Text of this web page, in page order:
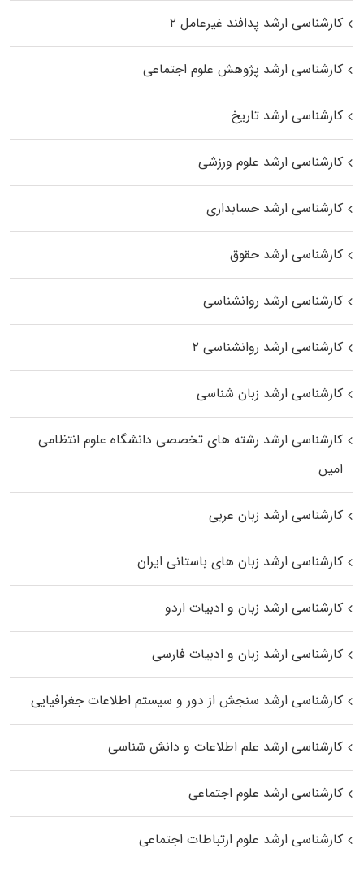
کارشناسی ارشد پدافند غیرعامل ۲
کارشناسی ارشد پژوهش علوم اجتماعی
کارشناسی ارشد تاریخ
کارشناسی ارشد علوم ورزشی
کارشناسی ارشد حسابداری
کارشناسی ارشد حقوق
کارشناسی ارشد روانشناسی
کارشناسی ارشد روانشناسی ۲
کارشناسی ارشد زبان شناسی
کارشناسی ارشد رﺷﺘﻪ ﻫﺎی تخصصی داﻧﺸﮕﺎه ﻋﻠﻮم انتظامی
اﻣﻴﻦ
کارشناسی ارشد زبان عربی
کارشناسی ارشد زبان‌ های باستانی ایران
کارشناسی ارشد زبان و ادبیات اردو
کارشناسی ارشد زبان و ادبیات فارسی
کارشناسی ارشد سنجش از دور و سیستم اطلاعات جغرافیایی
کارشناسی ارشد علم اطلاعات و دانش شناسی
کارشناسی ارشد علوم اجتماعی
کارشناسی ارشد علوم ارتباطات اجتماعی